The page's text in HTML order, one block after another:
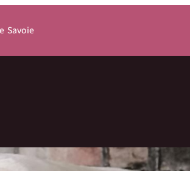
Savoie